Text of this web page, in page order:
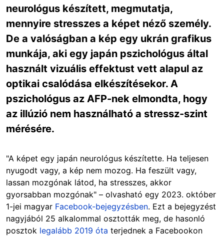
neurológus készített, megmutatja,
mennyire stresszes a képet néző személy.
De a valóságban a kép egy ukrán grafikus
munkája, aki egy japán pszichológus által
használt vizuális effektust vett alapul az
optikai csalódása elkészítésekor. A
pszichológus az AFP-nek elmondta, hogy
az illúzió nem használható a stressz-szint
mérésére.
"A képet egy japán neurológus készítette. Ha teljesen
nyugodt vagy, a kép nem mozog. Ha feszült vagy,
lassan mozgónak látod, ha stresszes, akkor
gyorsabban mozgónak" – olvasható egy 2023. október
1-jei magyar Facebook-bejegyzésben. Ezt a bejegyzést
nagyjából 25 alkalommal osztották meg, de hasonló
posztok legalább 2019 óta terjednek a Facebookon